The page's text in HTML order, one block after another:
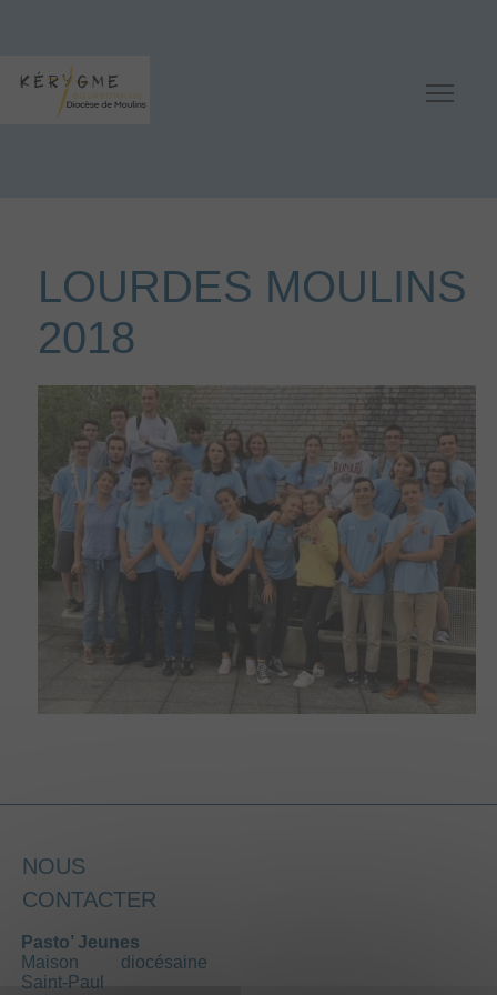
LOURDES MOULINS
2018
NOUS
CONTACTER
Pasto’ Jeunes
Maison diocésaine
Saint-Paul